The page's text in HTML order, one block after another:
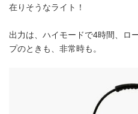
在りそうなライト！
出力は、ハイモードで4時間、ロ
プのときも、非常時も。